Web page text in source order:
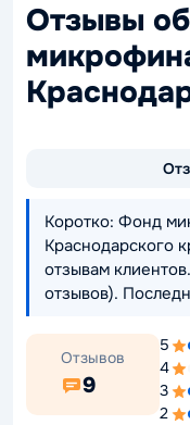
Отзывы
Коротко: Фонд
Краснодарского
отзывам
отзывов).
Отзывов
9
5
4
3
2